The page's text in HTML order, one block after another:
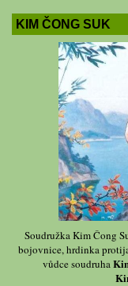
KIM ČONG SUK
Soudružka Kim Čong
bojovnice, hrdinka
vůdce soudruha